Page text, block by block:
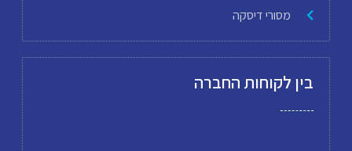
מסורי דיסקה
בין לקוחות החברה